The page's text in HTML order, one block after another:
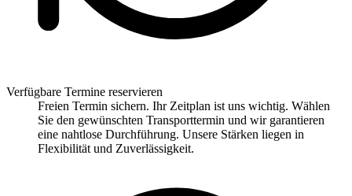
Verfügbare Termine reservieren
Freien Termin sichern. Ihr Zeitplan ist uns wichtig. Wählen
Sie den gewünschten Transporttermin und wir garantieren
eine nahtlose Durchführung. Unsere Stärken liegen in
Flexibilität und Zuverlässigkeit.